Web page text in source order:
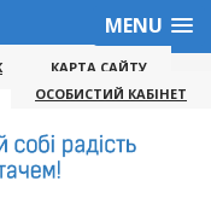
MENU
КАРТА САЙТУ
ОСОБИСТИЙ КАБІНЕТ